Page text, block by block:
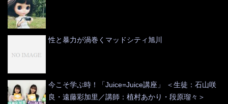
性と暴力が渦巻くマッドシティ旭川
今こそ学ぶ時！「Juice=Juice講座」 ＜生徒：石山咲
良・遠藤彩加里／講師：植村あかり・段原瑠々＞